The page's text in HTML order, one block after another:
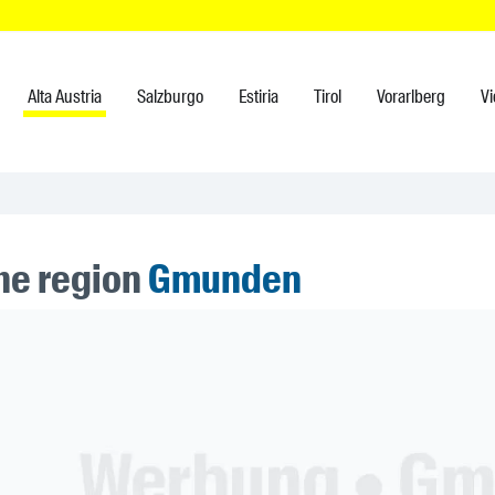
Alta Austria Salzburgo Estiria Tirol Vorarlberg
regionGmunden